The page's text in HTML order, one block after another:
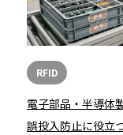
RFID
電子部品・半導体
誤投入防止に役立